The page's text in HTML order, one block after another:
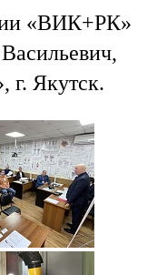
«ВИК+РК»
г. Якутск.